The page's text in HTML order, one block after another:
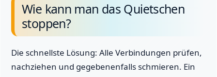
Wie kann man das Quietschen
stoppen?
Die schnellste Lösung: Alle Verbindungen prüfen,
nachziehen und gegebenenfalls schmieren. Ein